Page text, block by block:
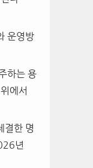
운영방
하는 용
에서
결한 명
년